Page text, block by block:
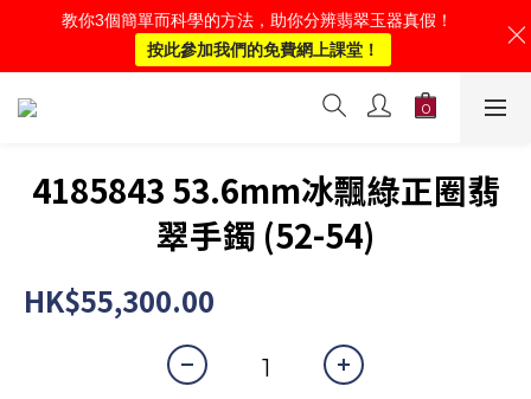
4185843 53.6mm冰飄綠正圈翡
翠手鐲 (52-54)
HK$55,300.00
教你3個簡單而科學的方法，助你分辨翡翠玉器真假！
按此參加我們的免費網上課堂！